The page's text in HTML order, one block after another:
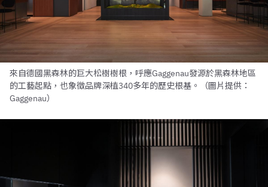
來自德國黑森林的巨大松樹樹根，呼應Gaggenau發源於黑森林地區
的工藝起點，也象徵品牌深植340多年的歷史根基。（圖片提供：
Gaggenau）